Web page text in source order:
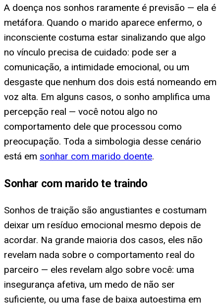
A doença nos sonhos raramente é previsão — ela é
metáfora. Quando o marido aparece enfermo, o
inconsciente costuma estar sinalizando que algo
no vínculo precisa de cuidado: pode ser a
comunicação, a intimidade emocional, ou um
desgaste que nenhum dos dois está nomeando em
voz alta. Em alguns casos, o sonho amplifica uma
percepção real — você notou algo no
comportamento dele que processou como
preocupação. Toda a simbologia desse cenário
está em sonhar com marido doente.
Sonhar com marido te traindo
Sonhos de traição são angustiantes e costumam
deixar um resíduo emocional mesmo depois de
acordar. Na grande maioria dos casos, eles não
revelam nada sobre o comportamento real do
parceiro — eles revelam algo sobre você: uma
insegurança afetiva, um medo de não ser
suficiente, ou uma fase de baixa autoestima em